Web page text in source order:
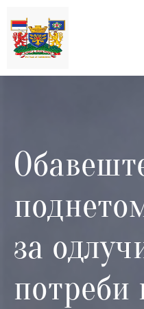
Насловна
Процена
утицаја
Регистри
дивљих
Планови
за
потреби